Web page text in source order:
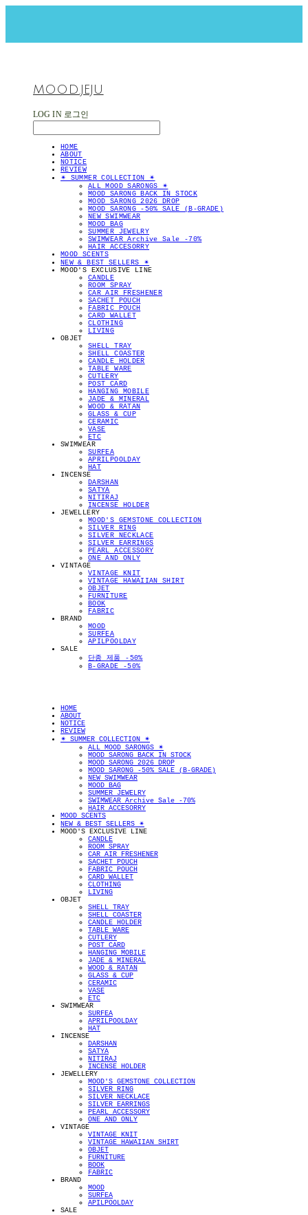
MOOD.JEJU
LOG IN 로그인
HOME
ABOUT
NOTICE
REVIEW
✴︎ SUMMER COLLECTION ✴︎
ALL MOOD SARONGS ✴︎
MOOD SARONG BACK IN STOCK
MOOD SARONG 2026 DROP
MOOD SARONG -50% SALE (B-GRADE)
NEW SWIMWEAR
MOOD BAG
SUMMER JEWELRY
SWIMWEAR Archive Sale -70%
HAIR ACCESORRY
MOOD SCENTS
NEW & BEST SELLERS ✴︎
MOOD'S EXCLUSIVE LINE
CANDLE
ROOM SPRAY
CAR AIR FRESHENER
SACHET POUCH
FABRIC POUCH
CARD WALLET
CLOTHING
LIVING
OBJET
SHELL TRAY
SHELL COASTER
CANDLE HOLDER
TABLE WARE
CUTLERY
POST CARD
HANGING MOBILE
JADE & MINERAL
WOOD & RATAN
GLASS & CUP
CERAMIC
VASE
ETC
SWIMWEAR
SURFEA
APRILPOOLDAY
HAT
INCENSE
DARSHAN
SATYA
NITIRAJ
INCENSE HOLDER
JEWELLERY
MOOD'S GEMSTONE COLLECTION
SILVER RING
SILVER NECKLACE
SILVER EARRINGS
PEARL ACCESSORY
ONE AND ONLY
VINTAGE
VINTAGE KNIT
VINTAGE HAWAIIAN SHIRT
OBJET
FURNITURE
BOOK
FABRIC
BRAND
MOOD
SURFEA
APILPOOLDAY
SALE
단종 제품 -50%
B-GRADE -50%
HOME
ABOUT
NOTICE
REVIEW
✴︎ SUMMER COLLECTION ✴︎
ALL MOOD SARONGS ✴︎
MOOD SARONG BACK IN STOCK
MOOD SARONG 2026 DROP
MOOD SARONG -50% SALE (B-GRADE)
NEW SWIMWEAR
MOOD BAG
SUMMER JEWELRY
SWIMWEAR Archive Sale -70%
HAIR ACCESORRY
MOOD SCENTS
NEW & BEST SELLERS ✴︎
MOOD'S EXCLUSIVE LINE
CANDLE
ROOM SPRAY
CAR AIR FRESHENER
SACHET POUCH
FABRIC POUCH
CARD WALLET
CLOTHING
LIVING
OBJET
SHELL TRAY
SHELL COASTER
CANDLE HOLDER
TABLE WARE
CUTLERY
POST CARD
HANGING MOBILE
JADE & MINERAL
WOOD & RATAN
GLASS & CUP
CERAMIC
VASE
ETC
SWIMWEAR
SURFEA
APRILPOOLDAY
HAT
INCENSE
DARSHAN
SATYA
NITIRAJ
INCENSE HOLDER
JEWELLERY
MOOD'S GEMSTONE COLLECTION
SILVER RING
SILVER NECKLACE
SILVER EARRINGS
PEARL ACCESSORY
ONE AND ONLY
VINTAGE
VINTAGE KNIT
VINTAGE HAWAIIAN SHIRT
OBJET
FURNITURE
BOOK
FABRIC
BRAND
MOOD
SURFEA
APILPOOLDAY
SALE